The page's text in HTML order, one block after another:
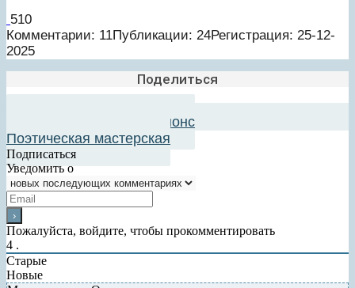
510
Комментарии: 11Публикации: 24Регистрация: 25-12-
2025
Поделиться
Добавить в авторский анонс
Поэтическая мастерская
Подписаться
Уведомить о
Пожалуйста, войдите, чтобы прокомментировать
4 .
Старые
Новые